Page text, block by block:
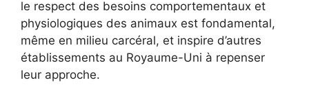
le respect des besoins comportementaux et
physiologiques des animaux est fondamental,
même en milieu carcéral, et inspire d’autres
établissements au Royaume-Uni à repenser
leur approche.